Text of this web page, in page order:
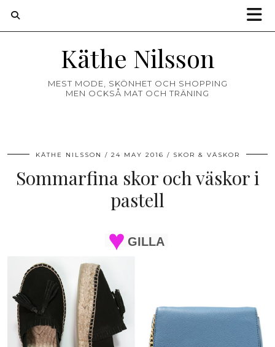
Käthe Nilsson
MEST MODE, SKÖNHET OCH SHOPPING
MEN OCKSÅ MAT OCH TRÄNING
KÄTHE NILSSON 24 MAY 2016 SKOR & VÄSKOR
Sommarfina skor och väskor i
pastell
GILLA